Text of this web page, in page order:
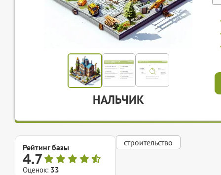
НАЛЬЧИК
Рейтинг базы
4.7
Оценок: 33
строительство